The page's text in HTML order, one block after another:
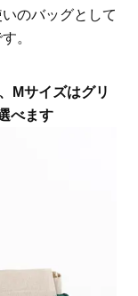
のバッグとして
。
Mサイズはグリ
べます